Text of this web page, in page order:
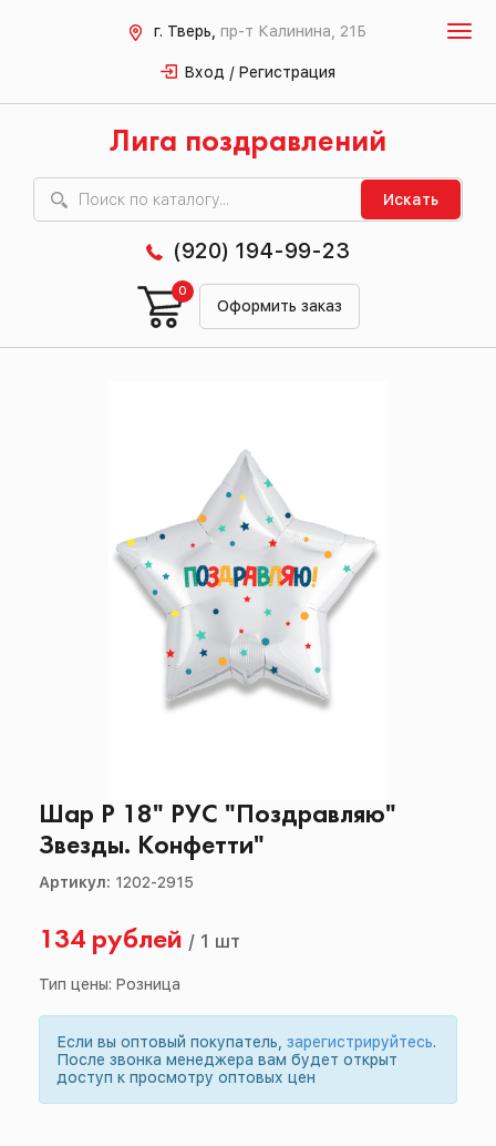
г. Тверь, пр-т Калинина, 21Б
Вход / Регистрация
Лига поздравлений
Искать
(920) 194-99-23
Оформить заказ
0
Шар Р 18" РУС "Поздравляю"
Звезды. Конфетти"
Артикул: 1202-2915
134 рублей / 1 шт
Тип цены: Розница
Если вы оптовый покупатель, зарегистрируйтесь.
После звонка менеджера вам будет открыт
доступ к просмотру оптовых цен